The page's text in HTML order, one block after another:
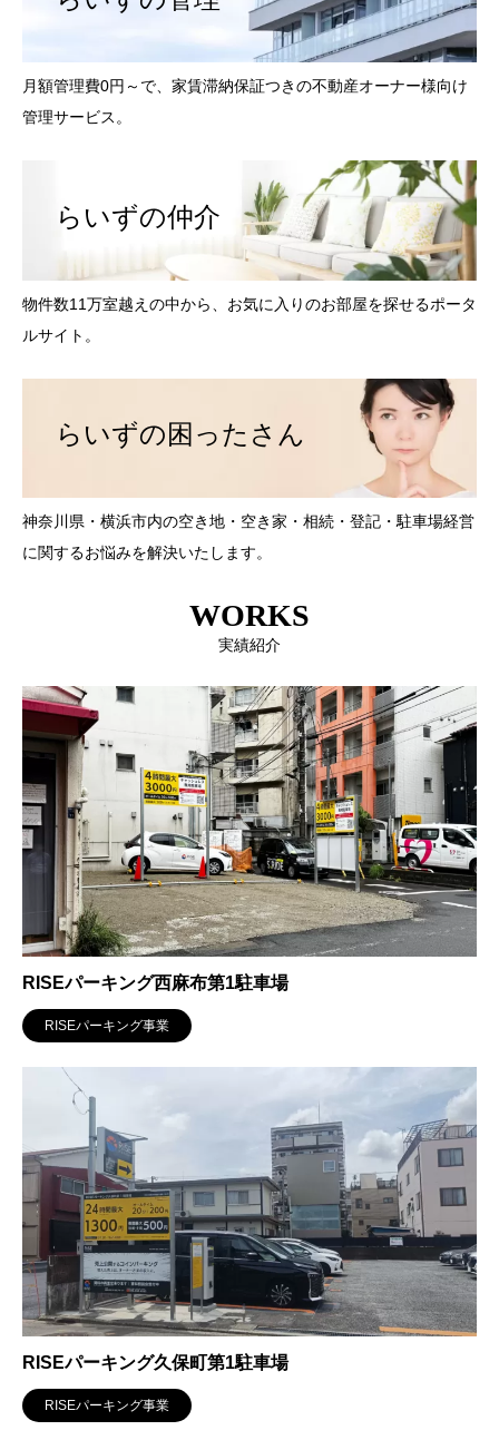
月額管理費0円～で、家賃滞納保証つきの不動産オーナー様向け
管理サービス。
らいずの仲介
物件数11万室越えの中から、お気に入りのお部屋を探せるポータ
ルサイト。
らいずの困ったさん
神奈川県・横浜市内の空き地・空き家・相続・登記・駐車場経営
に関するお悩みを解決いたします。
WORKS
実績紹介
RISEパーキング西麻布第1駐車場
RISEパーキング事業
RISEパーキング久保町第1駐車場
RISEパーキング事業